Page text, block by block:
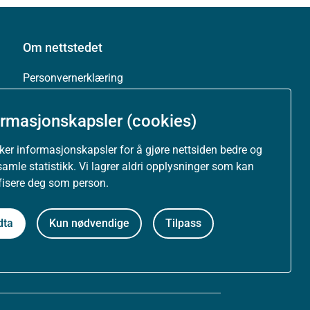
(cookies)
informasjonskapsler for å gjøre nettsiden bedre og
statistikk. Vi lagrer aldri opplysninger som kan
deg som person.
Kun nødvendige Tilpass
Om nettstedet
Personvernerklæring
Tilgjengelighetserklæring (uustatus.no)
Besøksstatistikk og informasjonskapsler
Nyhetsvarsel og abonnement
Åpne data (API)